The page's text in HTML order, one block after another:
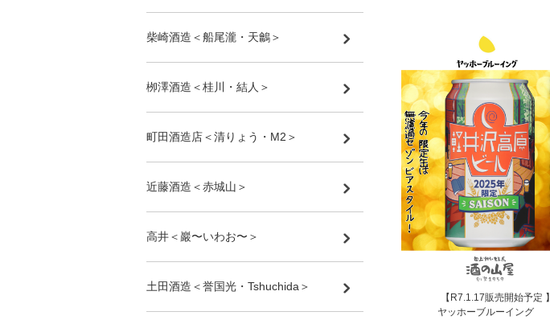
【R7.1.17販売開始予定 】
ヤッホーブルーイング
柴崎酒造＜船尾瀧・天鸙＞
栁澤酒造＜桂川・結人＞
町田酒造店＜清りょう・M2＞
近藤酒造＜赤城山＞
高井＜巖〜いわお〜＞
土田酒造＜誉国光・Tshuchida＞